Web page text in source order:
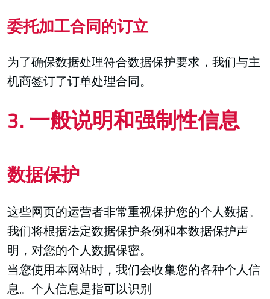
委托加工合同的订立
为了确保数据处理符合数据保护要求，我们与主
机商签订了订单处理合同。
3. 一般说明和强制性信息
数据保护
这些网页的运营者非常重视保护您的个人数据。
我们将根据法定数据保护条例和本数据保护声
明，对您的个人数据保密。
当您使用本网站时，我们会收集您的各种个人信
息。个人信息是指可以识别